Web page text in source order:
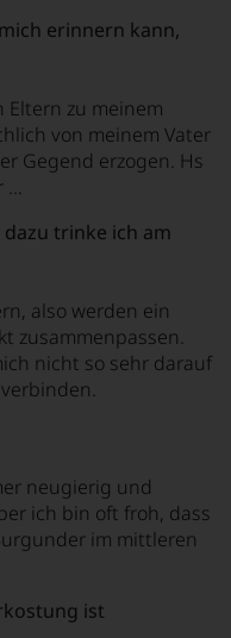
erinnern kann,
Eltern zu meinem
von meinem Vater
Gegend erzogen. Hs
…
trinke ich am
also werden ein
zusammenpassen.
nicht so sehr darauf
neugierig und
ich bin oft froh, dass
im mittleren
ist